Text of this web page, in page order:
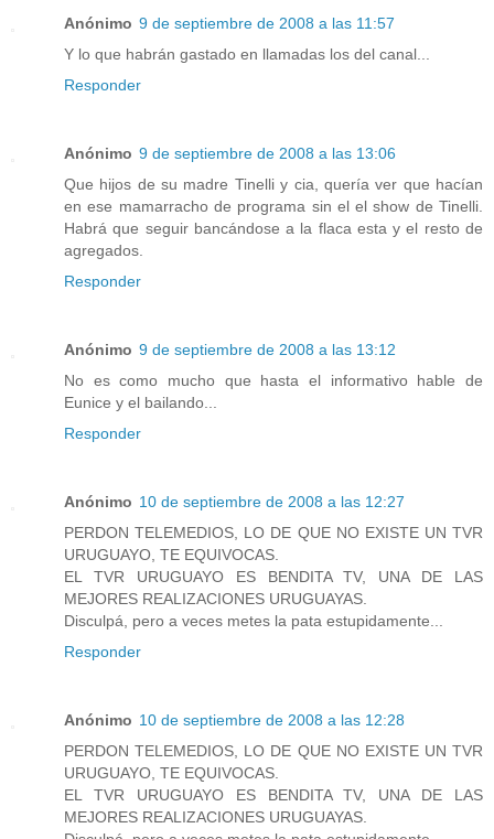
Anónimo 9 de septiembre de 2008 a las 11:57
Y lo que habrán gastado en llamadas los del canal...
Responder
Anónimo 9 de septiembre de 2008 a las 13:06
Que hijos de su madre Tinelli y cia, quería ver que hacían
en ese mamarracho de programa sin el el show de Tinelli.
Habrá que seguir bancándose a la flaca esta y el resto de
agregados.
Responder
Anónimo 9 de septiembre de 2008 a las 13:12
No es como mucho que hasta el informativo hable de
Eunice y el bailando...
Responder
Anónimo 10 de septiembre de 2008 a las 12:27
PERDON TELEMEDIOS, LO DE QUE NO EXISTE UN TVR
URUGUAYO, TE EQUIVOCAS.
EL TVR URUGUAYO ES BENDITA TV, UNA DE LAS
MEJORES REALIZACIONES URUGUAYAS.
Disculpá, pero a veces metes la pata estupidamente...
Responder
Anónimo 10 de septiembre de 2008 a las 12:28
PERDON TELEMEDIOS, LO DE QUE NO EXISTE UN TVR
URUGUAYO, TE EQUIVOCAS.
EL TVR URUGUAYO ES BENDITA TV, UNA DE LAS
MEJORES REALIZACIONES URUGUAYAS.